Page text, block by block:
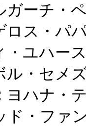
ガーチ・
ロス・パ
・ユハ
ル・セメ
ヨハナ・
ド・ファ